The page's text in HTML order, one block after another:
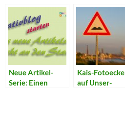
Neue Artikel-
Serie: Einen
Kais-Fotoecke
auf Unser-